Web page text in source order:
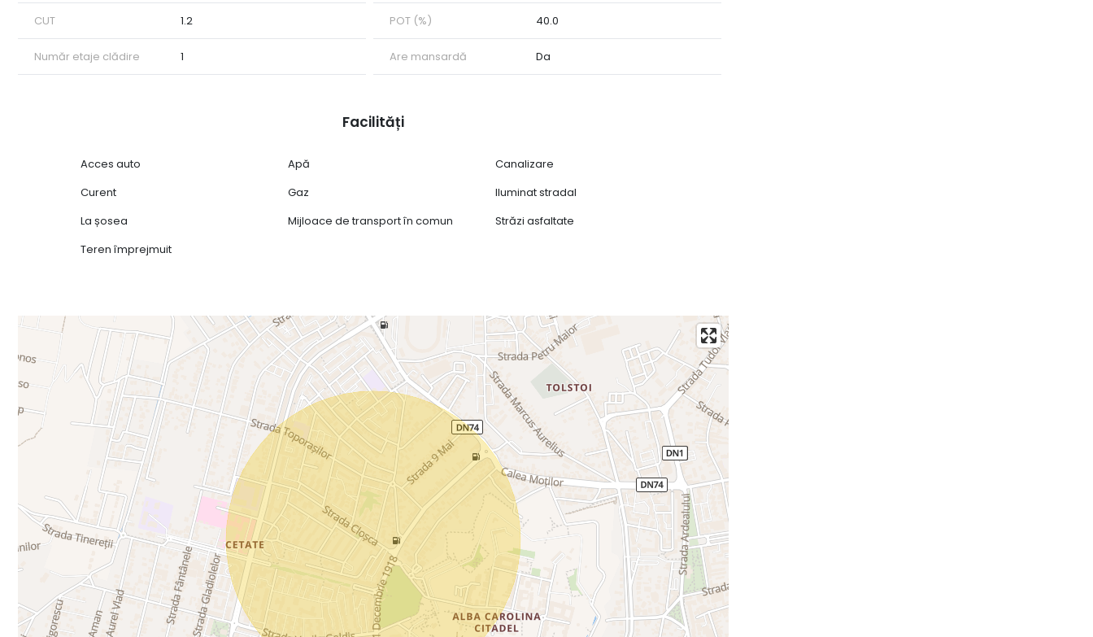
CUT 1.2 POT (%) 40.0
Număr etaje clădire 1 Are mansardă Da
Facilități
Acces auto Apă
Canalizare
Curent
Gaz
Iluminat stradal
La șosea
Mijloace de transport în comun
Străzi asfaltate
Teren împrejmuit